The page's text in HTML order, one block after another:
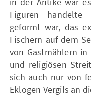
Figuren
geformt war, das
Fischern auf dem
von Gastmählern in
und religiösen
sich auch nur von
Eklogen Vergils an